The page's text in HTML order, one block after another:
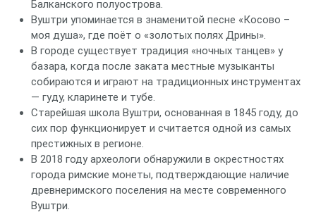
Балканского полуострова.
Вуштри упоминается в знаменитой песне «Косово –
моя душа», где поёт о «золотых полях Дрины».
В городе существует традиция «ночных танцев» у
базара, когда после заката местные музыканты
собираются и играют на традиционных инструментах
— гуду, кларинете и тубе.
Старейшая школа Вуштри, основанная в 1845 году, до
сих пор функционирует и считается одной из самых
престижных в регионе.
В 2018 году археологи обнаружили в окрестностях
города римские монеты, подтверждающие наличие
древнеримского поселения на месте современного
Вуштри.